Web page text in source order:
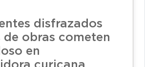
disfrazados
de obras cometen
en